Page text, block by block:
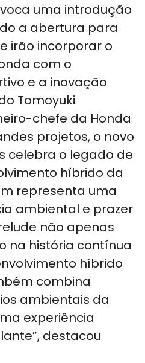
uma introdução
a abertura para
irão incorporar o
com o
e a inovação
Tomoyuki
chefe da Honda
projetos, o novo
celebra o legado de
híbrido da
representa uma
ambiental e prazer
não apenas
na história contínua
híbrido
combina
ambientais da
experiência
destacou